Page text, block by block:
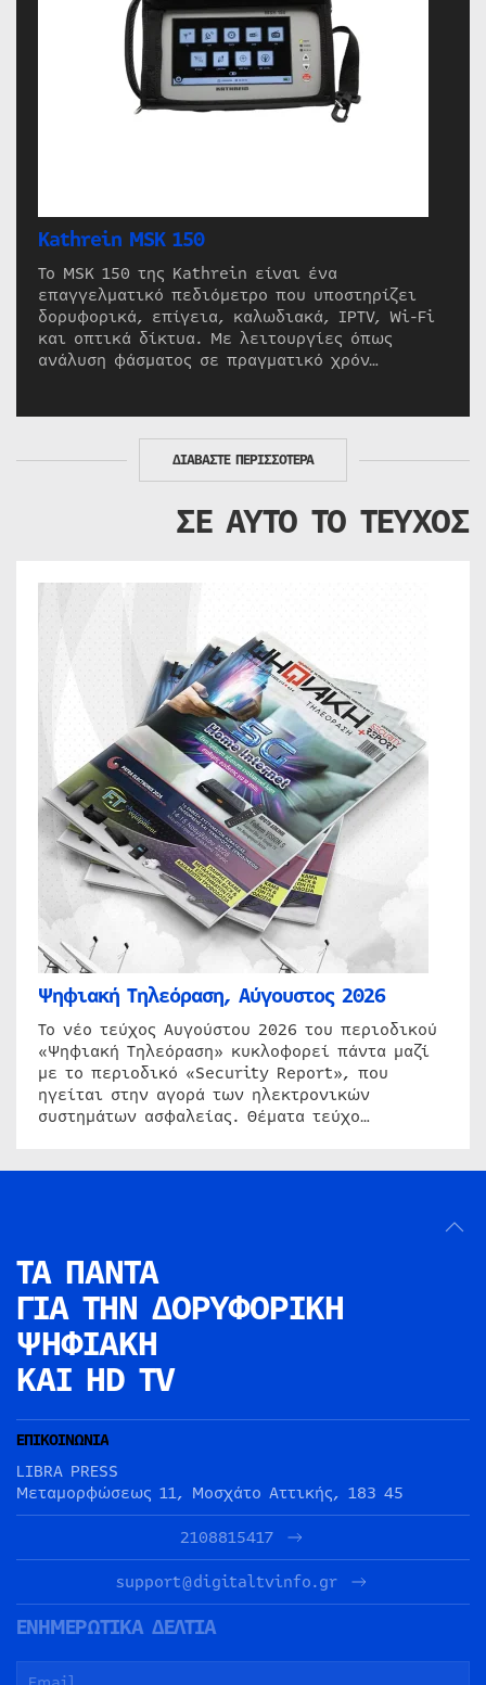
Kathrein MSK 150
Το MSK 150 της Kathrein είναι ένα
επαγγελματικό πεδιόμετρο που υποστηρίζει
δορυφορικά, επίγεια, καλωδιακά, IPTV, Wi-Fi
και οπτικά δίκτυα. Με λειτουργίες όπως
ανάλυση φάσματος σε πραγματικό χρόν…
ΔΙΑΒΑΣΤΕ ΠΕΡΙΣΣΟΤΕΡΑ
ΣΕ ΑΥΤΟ ΤΟ ΤΕΥΧΟΣ
Ψηφιακή Τηλεόραση, Αύγουστος 2026
Το νέο τεύχος Αυγούστου 2026 του περιοδικού
«Ψηφιακή Τηλεόραση» κυκλοφορεί πάντα μαζί
με το περιοδικό «Security Report», που
ηγείται στην αγορά των ηλεκτρονικών
συστημάτων ασφαλείας. Θέματα τεύχο…
ΤΑ ΠΑΝΤΑ
ΓΙΑ ΤΗΝ ΔΟΡΥΦΟΡΙΚΗ
ΨΗΦΙΑΚΗ
ΚΑΙ HD TV
ΕΠΙΚΟΙΝΩΝΙΑ
LIBRA PRESS
Μεταμορφώσεως 11, Μοσχάτο Αττικής, 183 45
2108815417
support@digitaltvinfo.gr
ΕΝΗΜΕΡΩΤΙΚΑ ΔΕΛΤΙΑ